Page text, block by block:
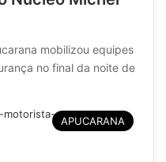
mobilizou equipes
no final da noite de
APUCARANA